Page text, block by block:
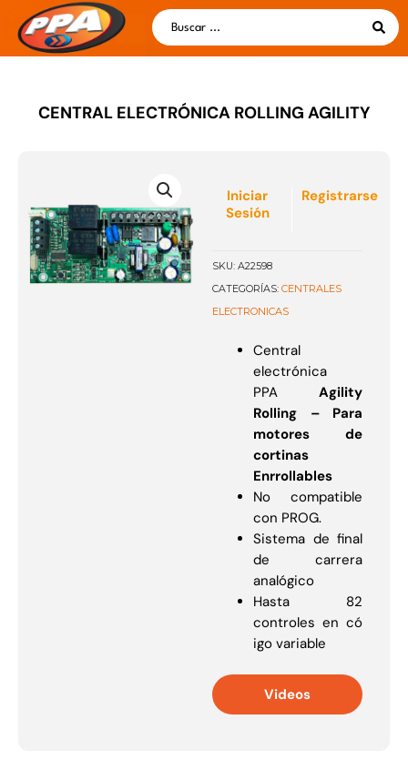
contenido
Search
...
CENTRAL ELECTRÓNICA ROLLING AGILITY
Iniciar
Sesión
Registrarse
SKU:A22598
CATEGORÍAS: CENTRALES
ELECTRONICAS
Central
electrónica
PPA Agility
Rolling – Para
motores de
cortinas
Enrrollables
No compatible
con PROG.
Sistema de final
de carrera
analógico
Hasta 82
controles en có
igo variable
Videos